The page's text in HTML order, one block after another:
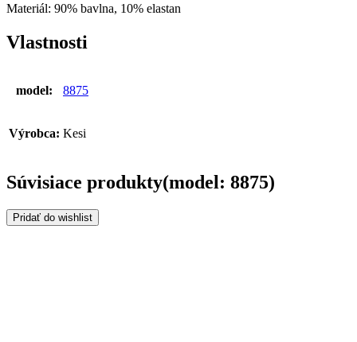
Materiál: 90% bavlna, 10% elastan
Vlastnosti
model: 8875
Výrobca: Kesi
Súvisiace produkty(model: 8875)
Pridať do wishlist